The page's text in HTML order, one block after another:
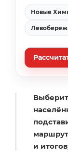
Новые
и